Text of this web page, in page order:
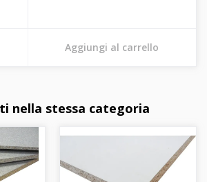
Aggiungi al carrello
nella stessa categoria